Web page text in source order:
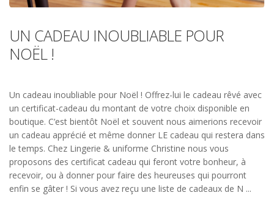
UN CADEAU INOUBLIABLE POUR
NOËL !
Un cadeau inoubliable pour Noël ! Offrez-lui le cadeau rêvé avec
un certificat-cadeau du montant de votre choix disponible en
boutique. C’est bientôt Noël et souvent nous aimerions recevoir
un cadeau apprécié et même donner LE cadeau qui restera dans
le temps. Chez Lingerie & uniforme Christine nous vous
proposons des certificat cadeau qui feront votre bonheur, à
recevoir, ou à donner pour faire des heureuses qui pourront
enfin se gâter ! Si vous avez reçu une liste de cadeaux de N ...